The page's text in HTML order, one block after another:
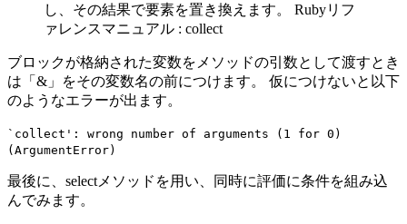
し、その結果で要素を置き換えます。 Rubyリフ
ァレンスマニュアル : collect
ブロックが格納された変数をメソッドの引数として渡すとき
は「&」をその変数名の前につけます。 仮につけないと以下
のようなエラーが出ます。
`collect': wrong number of arguments (1 for 0)
(ArgumentError)
最後に、selectメソッドを用い、同時に評価に条件を組み込
んでみます。